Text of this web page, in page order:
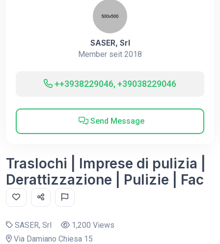
SASER, Srl
Member seit 2018
++3938229046, +39038229046
Send Message
Traslochi | Imprese di pulizia |
Derattizzazione | Pulizie | Fac
SASER, Srl
1,200 Views
Via Damiano Chiesa 15